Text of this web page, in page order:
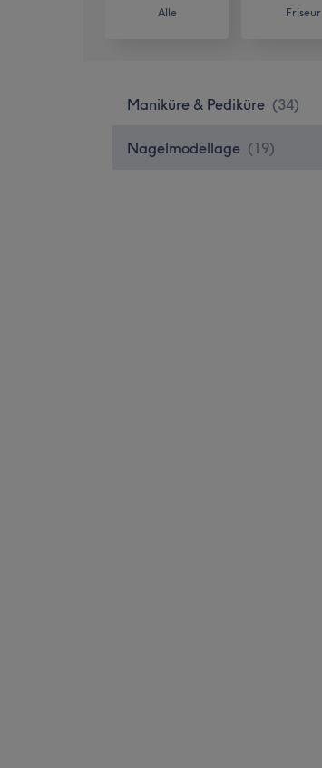
Alle Friseur
Maniküre & Pediküre (34)
Nagelmodellage (19)